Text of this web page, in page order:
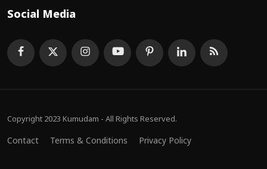
Social Media
Copyright 2023 Kumudam - All Rights Reserved.
Contact Terms & Conditions Privacy Policy